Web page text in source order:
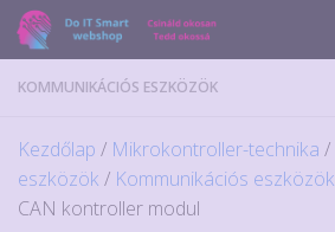
Skip to content
KOMMUNIKÁCIÓS ESZKÖZÖK
Kezdőlap / Mikrokontroller-technika /
eszközök / Kommunikációs eszközök
CAN kontroller modul